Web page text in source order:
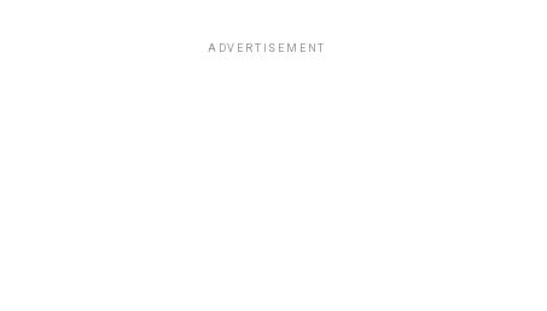
ADVERTISEMENT